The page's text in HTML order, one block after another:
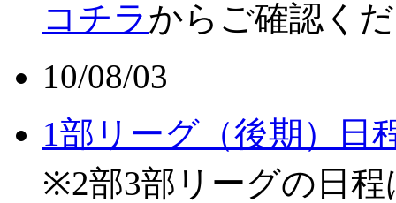
コチラからご確認く
10/08/03
1部リーグ（後期）日
※2部3部リーグの日